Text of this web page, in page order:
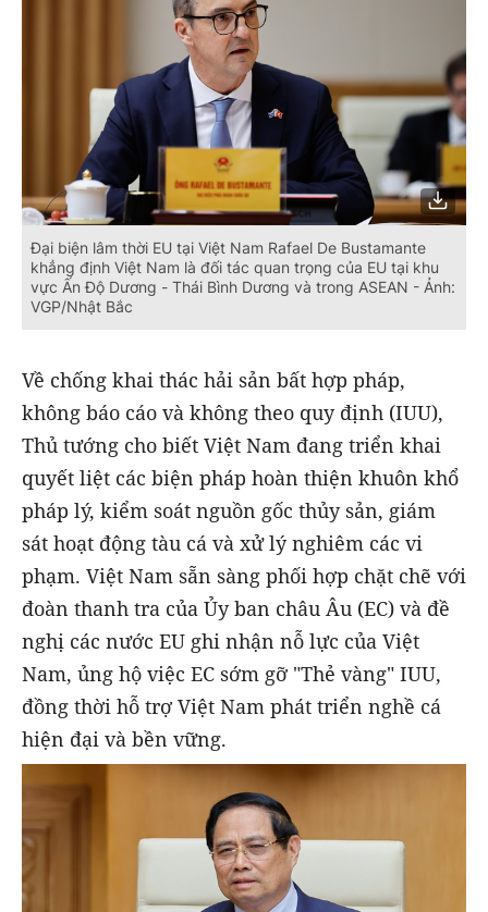
Đại biện lâm thời EU tại Việt Nam Rafael De Bustamante
khẳng định Việt Nam là đối tác quan trọng của EU tại khu
vực Ấn Độ Dương - Thái Bình Dương và trong ASEAN - Ảnh:
VGP/Nhật Bắc
Về chống khai thác hải sản bất hợp pháp,
không báo cáo và không theo quy định (IUU),
Thủ tướng cho biết Việt Nam đang triển khai
quyết liệt các biện pháp hoàn thiện khuôn khổ
pháp lý, kiểm soát nguồn gốc thủy sản, giám
sát hoạt động tàu cá và xử lý nghiêm các vi
phạm. Việt Nam sẵn sàng phối hợp chặt chẽ với
đoàn thanh tra của Ủy ban châu Âu (EC) và đề
nghị các nước EU ghi nhận nỗ lực của Việt
Nam, ủng hộ việc EC sớm gỡ "Thẻ vàng" IUU,
đồng thời hỗ trợ Việt Nam phát triển nghề cá
hiện đại và bền vững.